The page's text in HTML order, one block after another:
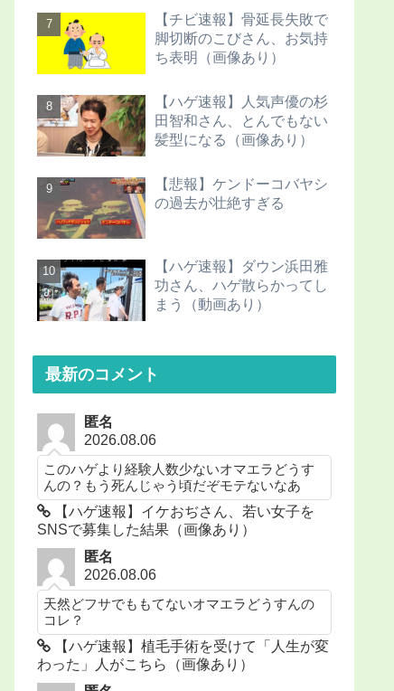
【チビ速報】骨延長失敗で
脚切断のこびさん、お気持
ち表明（画像あり）
【ハゲ速報】人気声優の杉
田智和さん、とんでもない
髪型になる（画像あり）
【悲報】ケンドーコバヤシ
の過去が壮絶すぎる
【ハゲ速報】ダウン浜田雅
功さん、ハゲ散らかってし
まう（動画あり）
最新のコメント
匿名
2026.08.06
このハゲより経験人数少ないオマエラどうす
んの？もう死んじゃう頃だぞモテないなあ
【ハゲ速報】イケおぢさん、若い女子を
SNSで募集した結果（画像あり）
匿名
2026.08.06
天然どフサでももてないオマエラどうすんの
コレ？
【ハゲ速報】植毛手術を受けて「人生が変
わった」人がこちら（画像あり）